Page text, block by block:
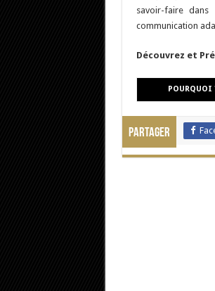
savoir-faire
communication
Découvrez et
POURQUOI
Partager